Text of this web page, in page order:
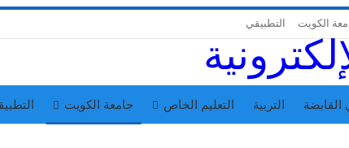
الكويت التطبيقي
التربية التعليم الخاص جامعة الكويت